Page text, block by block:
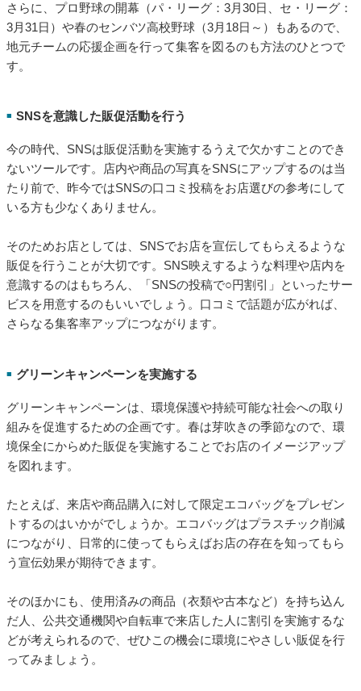
勝の3月19～21日まで大会は続きます。
1次ラウンドの日本戦は以下の日程で行われるので、この日にラ
イブビューイングのイベントを実施するときっとお店が盛り上
2023年3月9日（木）19:00 中国-日本
2023年3月10日（金）19:00 韓国-日本
2023年3月11日（土）19:00 チェコ共和国-日本
2023年3月12日（日）19:00 日本-オーストラリア
3月31日）や春のセンバツ高校野球（3月18日～）もあるので、
地元チームの応援企画を行って集客を図るのも方法のひとつで
す。
■ SNSを意識した販促活動を行う
ないツールです。店内や商品の写真をSNSにアップするのは当
たり前で、昨今ではSNSの口コミ投稿をお店選びの参考にして
いる方も少なくありません。
そのためお店としては、SNSでお店を宣伝してもらえるような
意識するのはもちろん、「SNSの投稿で○円割引」といったサー
ビスを用意するのもいいでしょう。口コミで話題が広がれば、
さらなる集客率アップにつながります。
グリーンキャンペーンは、環境保護や持続可能な社会への取り
組みを促進するための企画です。春は芽吹きの季節なので、環
境保全にからめた販促を実施することでお店のイメージアップ